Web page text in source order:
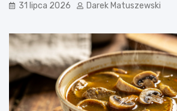
31 lipca 2026 Darek Matuszewski